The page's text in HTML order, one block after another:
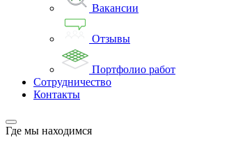
Вакансии
Отзывы
Портфолио работ
Сотрудничество
Контакты
Где мы находимся